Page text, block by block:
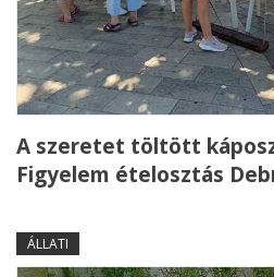
A szeretet töltött
Figyelem ételosztás
ÁLLATI